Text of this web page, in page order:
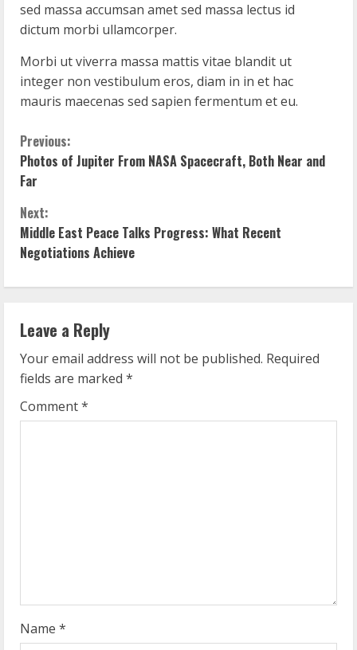
sed massa accumsan amet sed massa lectus id
dictum morbi ullamcorper.
Morbi ut viverra massa mattis vitae blandit ut
integer non vestibulum eros, diam in in et hac
mauris maecenas sed sapien fermentum et eu.
C
o
n
t
i
n
u
e
R
g
Previous:
Photos of Jupiter From NASA Spacecraft, Both Near and
Far
Next:
Middle East Peace Talks Progress: What Recent
Negotiations Achieve
Leave a Reply
Your email address will not be published. Required
fields are marked *
Comment*
Name *